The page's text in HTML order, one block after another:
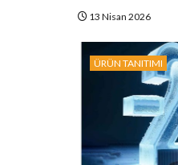
13 Nisan 2026
ÜRÜN TANITIMI